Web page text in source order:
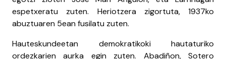
espetxeratu zuten. Heriotzera zigortuta, 1937ko
abuztuaren 5ean fusilatu zuten.
Hauteskundeetan demokratikoki hautaturiko
ordezkarien aurka egin zuten. Abadiñon, Sotero